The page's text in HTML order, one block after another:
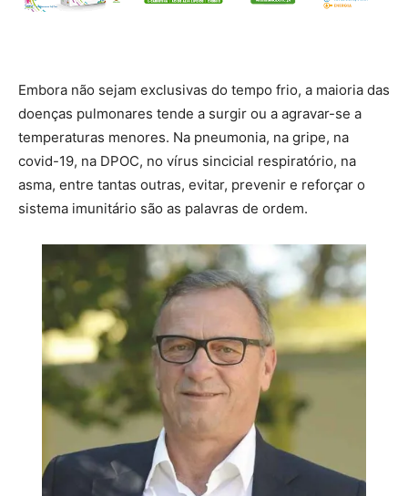
Embora não sejam exclusivas do tempo frio, a maioria das
doenças pulmonares tende a surgir ou a agravar-se a
temperaturas menores. Na pneumonia, na gripe, na
covid-19, na DPOC, no vírus sincicial respiratório, na
asma, entre tantas outras, evitar, prevenir e reforçar o
sistema imunitário são as palavras de ordem.